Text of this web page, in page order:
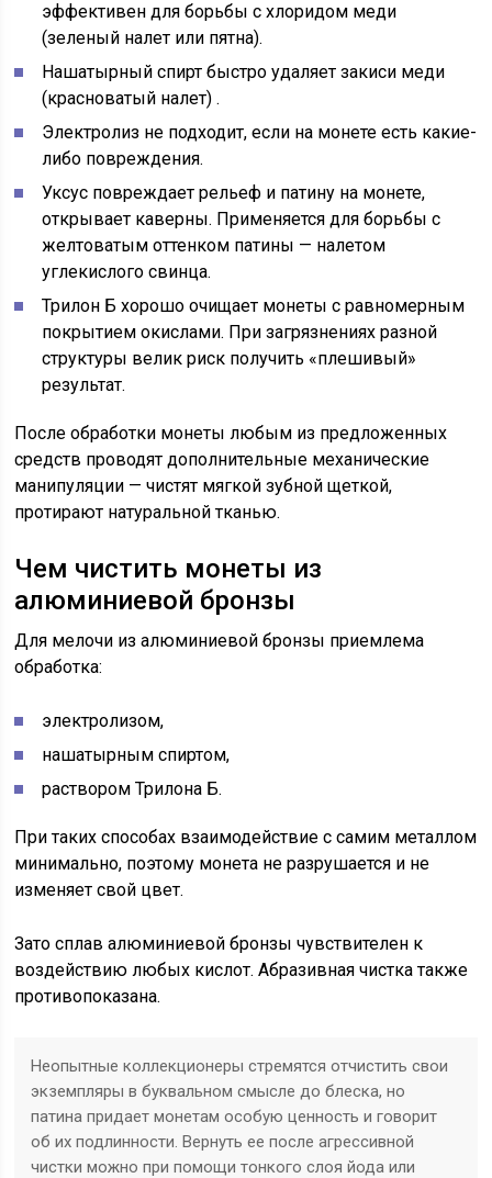
эффективен для борьбы с хлоридом меди
(зеленый налет или пятна).
Нашатырный спирт быстро удаляет закиси меди
(красноватый налет) .
Электролиз не подходит, если на монете есть какие-
либо повреждения.
Уксус повреждает рельеф и патину на монете,
открывает каверны. Применяется для борьбы с
желтоватым оттенком патины — налетом
углекислого свинца.
Трилон Б хорошо очищает монеты с равномерным
покрытием окислами. При загрязнениях разной
структуры велик риск получить «плешивый»
результат.
После обработки монеты любым из предложенных
средств проводят дополнительные механические
манипуляции — чистят мягкой зубной щеткой,
протирают натуральной тканью.
Чем чистить монеты из
алюминиевой бронзы
Для мелочи из алюминиевой бронзы приемлема
обработка:
электролизом,
нашатырным спиртом,
раствором Трилона Б.
При таких способах взаимодействие с самим металлом
минимально, поэтому монета не разрушается и не
изменяет свой цвет.
Зато сплав алюминиевой бронзы чувствителен к
воздействию любых кислот. Абразивная чистка также
противопоказана.
Неопытные коллекционеры стремятся отчистить свои
экземпляры в буквальном смысле до блеска, но
патина придает монетам особую ценность и говорит
об их подлинности. Вернуть ее после агрессивной
чистки можно при помощи тонкого слоя йода или